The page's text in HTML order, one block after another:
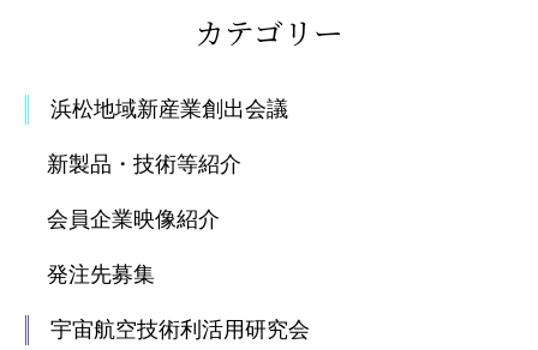
カテゴリー
浜松地域新産業創出会議
新製品・技術等紹介
会員企業映像紹介
発注先募集
宇宙航空技術利活用研究会